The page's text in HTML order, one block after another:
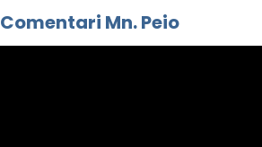
Comentari Mn. Peio